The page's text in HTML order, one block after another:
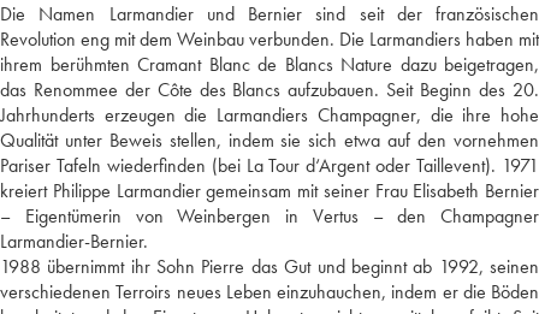
Die Namen Larmandier und Bernier sind seit der französischen
Revolution eng mit dem Weinbau verbunden. Die Larmandiers haben mit
ihrem berühmten Cramant Blanc de Blancs Nature dazu beigetragen,
das Renommee der Côte des Blancs aufzubauen. Seit Beginn des 20.
Jahrhunderts erzeugen die Larmandiers Champagner, die ihre hohe
Qualität unter Beweis stellen, indem sie sich etwa auf den vornehmen
Pariser Tafeln wiederfinden (bei La Tour d‘Argent oder Taillevent). 1971
kreiert Philippe Larmandier gemeinsam mit seiner Frau Elisabeth Bernier
– Eigentümerin von Weinbergen in Vertus – den Champagner
Larmandier-Bernier.
1988 übernimmt ihr Sohn Pierre das Gut und beginnt ab 1992, seinen
verschiedenen Terroirs neues Leben einzuhauchen, indem er die Böden